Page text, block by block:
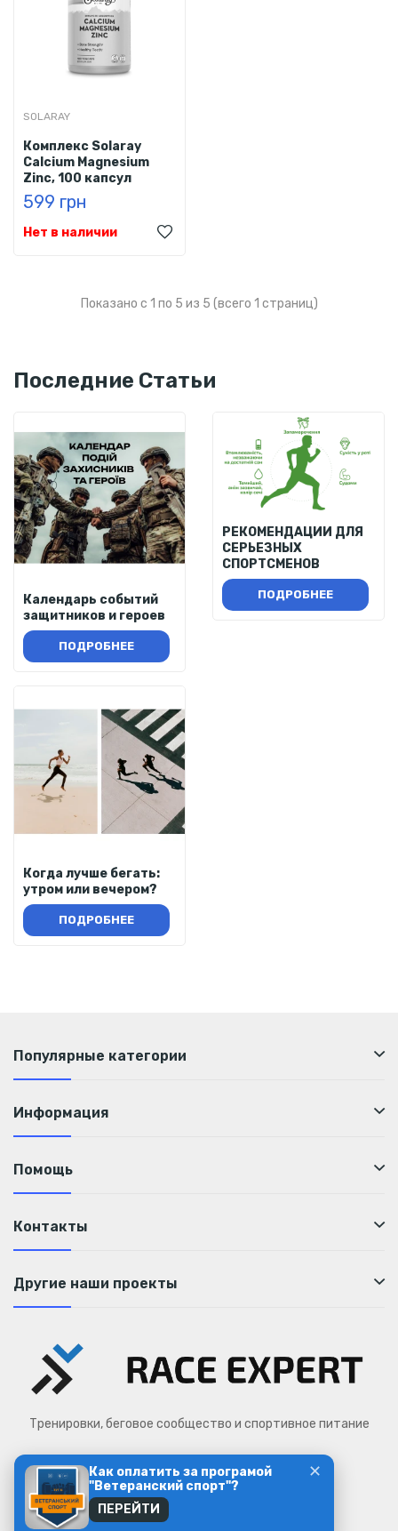
SOLARAY
Комплекс Solaray
Calcium Magnesium
Zinc, 100 капсул
599 грн
Нет в наличии
Показано с 1 по 5 из 5 (всего 1 страниц)
Последние Статьи
Календарь событий
защитников и героев
ПОДРОБНЕЕ
РЕКОМЕНДАЦИИ ДЛЯ
СЕРЬЕЗНЫХ
СПОРТСМЕНОВ
ПОДРОБНЕЕ
Когда лучше бегать:
утром или вечером?
ПОДРОБНЕЕ
Популярные категории
Информация
Помощь
Контакты
Другие наши проекты
Тренировки, беговое сообщество и спортивное питание
Race Expert © 2026 ✕
Как оплатить за програмой
"Ветеранский спорт"?
ПЕРЕЙТИ